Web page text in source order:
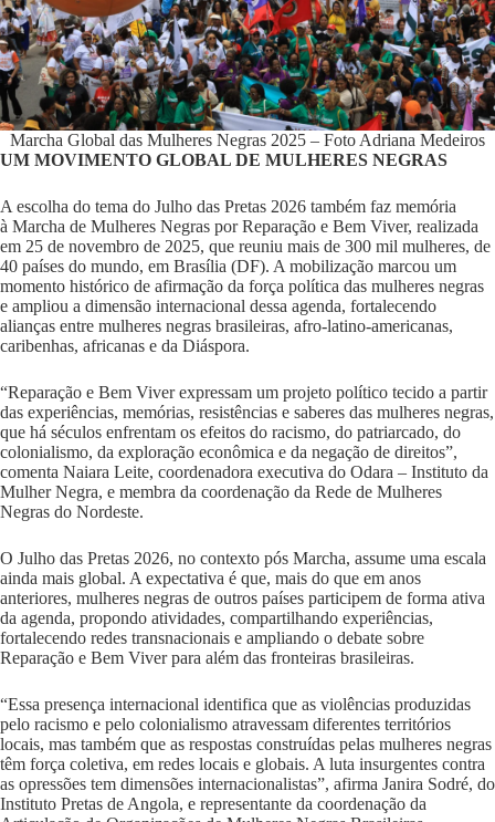
Marcha Global das Mulheres Negras 2025 – Foto Adriana Medeiros
UM MOVIMENTO GLOBAL DE MULHERES NEGRAS
A escolha do tema do Julho das Pretas 2026 também faz memória
à Marcha de Mulheres Negras por Reparação e Bem Viver, realizada
em 25 de novembro de 2025, que reuniu mais de 300 mil mulheres, de
40 países do mundo, em Brasília (DF). A mobilização marcou um
momento histórico de afirmação da força política das mulheres negras
e ampliou a dimensão internacional dessa agenda, fortalecendo
alianças entre mulheres negras brasileiras, afro-latino-americanas,
caribenhas, africanas e da Diáspora.
“Reparação e Bem Viver expressam um projeto político tecido a partir
das experiências, memórias, resistências e saberes das mulheres negras,
que há séculos enfrentam os efeitos do racismo, do patriarcado, do
colonialismo, da exploração econômica e da negação de direitos”,
comenta Naiara Leite, coordenadora executiva do Odara – Instituto da
Mulher Negra, e membra da coordenação da Rede de Mulheres
Negras do Nordeste.
O Julho das Pretas 2026, no contexto pós Marcha, assume uma escala
ainda mais global. A expectativa é que, mais do que em anos
anteriores, mulheres negras de outros países participem de forma ativa
da agenda, propondo atividades, compartilhando experiências,
fortalecendo redes transnacionais e ampliando o debate sobre
Reparação e Bem Viver para além das fronteiras brasileiras.
“Essa presença internacional identifica que as violências produzidas
pelo racismo e pelo colonialismo atravessam diferentes territórios
locais, mas também que as respostas construídas pelas mulheres negras
têm força coletiva, em redes locais e globais. A luta insurgentes contra
as opressões tem dimensões internacionalistas”, afirma Janira Sodré, do
Instituto Pretas de Angola, e representante da coordenação da